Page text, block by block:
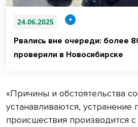
24.06.2025
Рвались вне очереди: более
проверили в Новосибирске
«Причины и обстоятельства
устанавливаются, устранение
происшествия производится